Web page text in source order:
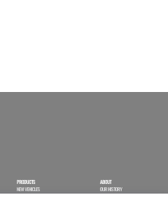
ABOUT
OUR HISTORY
PRODUCTS
NEW VEHICLES